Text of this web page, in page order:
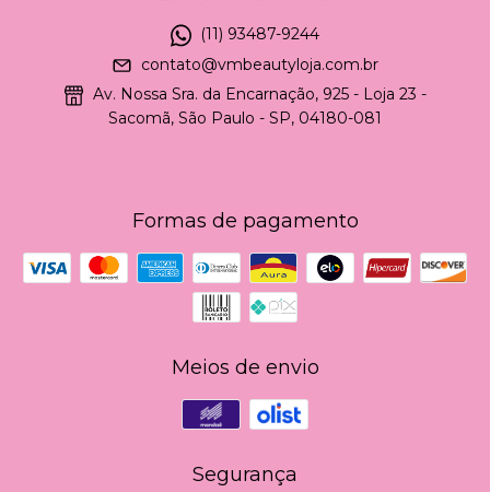
(11) 93487-9244
contato@vmbeautyloja.com.br
Av. Nossa Sra. da Encarnação, 925 - Loja 23 -
Sacomã, São Paulo - SP, 04180-081
Formas de pagamento
Meios de envio
Segurança